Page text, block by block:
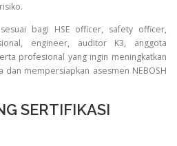
bagi HSE officer, safety officer,
engineer, auditor K3, anggota
profesional yang ingin meningkatkan
mempersiapkan asesmen NEBOSH
SERTIFIKASI